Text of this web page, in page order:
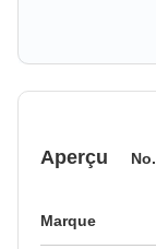
Aperçu No.
Marque